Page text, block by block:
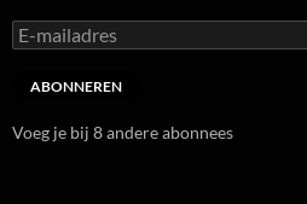
E-
mailadres
ABONNEREN
Voeg je bij 8 andere abonnees